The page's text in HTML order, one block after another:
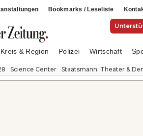
Bookmarks / Leseliste
Kreis & Region Polizei Wirtschaft
Science Center Staatsmann: Theater &